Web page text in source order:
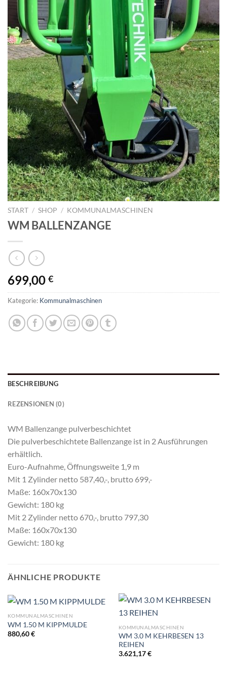
START / SHOP / KOMMUNALMASCHINEN
WM BALLENZANGE
699,00 €
Kategorie: Kommunalmaschinen
BESCHREIBUNG
REZENSIONEN (0)
WM Ballenzange pulverbeschichtet
Die pulverbeschichtete Ballenzange ist in 2 Ausführungen
erhältlich.
Euro-Aufnahme, Öffnungsweite 1,9 m
Mit 1 Zylinder netto 587,40,-, brutto 699,-
Maße: 160x70x130
Gewicht: 180 kg
Mit 2 Zylinder netto 670,-, brutto 797,30
Maße: 160x70x130
Gewicht: 180 kg
ÄHNLICHE PRODUKTE
KOMMUNALMASCHINEN
WM 1.50 M KIPPMULDE
880,60€
KOMMUNALMASCHINEN
WM 3.0 M KEHRBESEN 13
REIHEN
3.621,17€